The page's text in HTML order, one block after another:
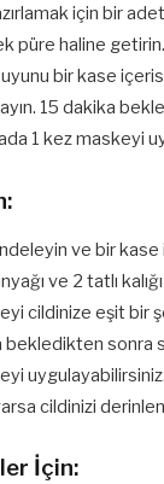
için bir
püre haline getirin.
bir kase
15 dakika
1 kez maskeyi
ve bir kase
ve 2 tatlı
cildinize eşit bir
sonra
cildinizi
İçin: